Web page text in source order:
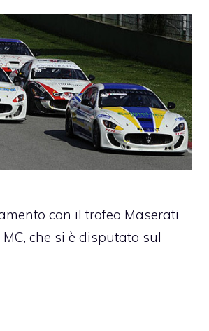
con il trofeo Maserati
che si è disputato sul